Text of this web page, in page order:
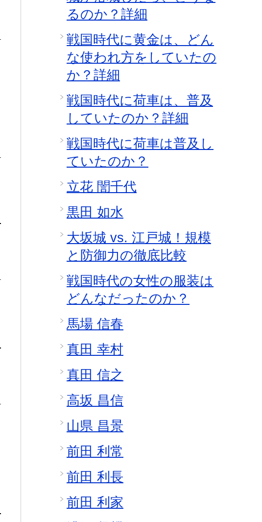
るのか？詳細
戦国時代に黄金は、どん
な使われ方をしていたの
か？詳細
戦国時代に荷車は、普及
していたのか？詳細
戦国時代に荷車は普及し
ていたのか？
立花 誾千代
黒田 如水
大坂城 vs. 江戸城！規模
と防御力の徹底比較
戦国時代の女性の服装は
どんなだったのか？
馬場 信春
真田 幸村
真田 信之
高坂 昌信
山県 昌景
前田 利常
前田 利長
前田 利家